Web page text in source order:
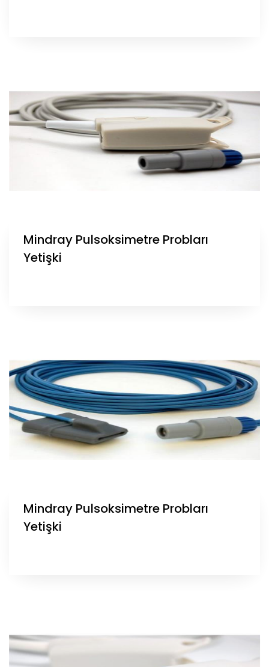
Mindray Pulsoksimetre Probları
Yetişki
Mindray Pulsoksimetre Probları
Yetişki